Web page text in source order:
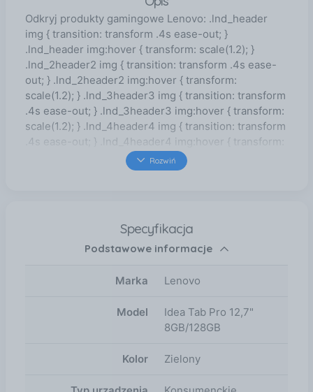
Odkryj produkty gamingowe Lenovo: .lnd_header
img { transition: transform .4s ease-out; }
.lnd_header img:hover { transform: scale(1.2); }
.lnd_2header2 img { transition: transform .4s ease-
out; } .lnd_2header2 img:hover { transform:
scale(1.2); } .lnd_3header3 img { transition: transform
.4s ease-out; } .lnd_3header3 img:hover { transform:
scale(1.2); } .lnd_4header4 img { transition: transform
.4s ease-out; } .lnd_4header4 img:hover { transform:
scale(1.2); } .lnd_5header5 img { transition: transform
.4s ease-out; } .lnd_5header5 img:hover { transform:
Rozwiń
Specyfikacja
Podstawowe informacje
Marka Lenovo
Model
Idea Tab Pro 12,7"
8GB/128GB
Kolor Zielony